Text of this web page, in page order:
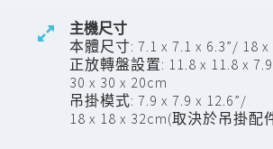
主機尺寸
本體尺寸: 7.1 x 7.1 x 6.3”/ 18 x
正放轉盤設置: 11.8 x 11.8 x
30 x 30 x 20cm
吊掛模式: 7.9 x 7.9 x 12.6”/
18 x 18 x 32cm(取決於吊掛配